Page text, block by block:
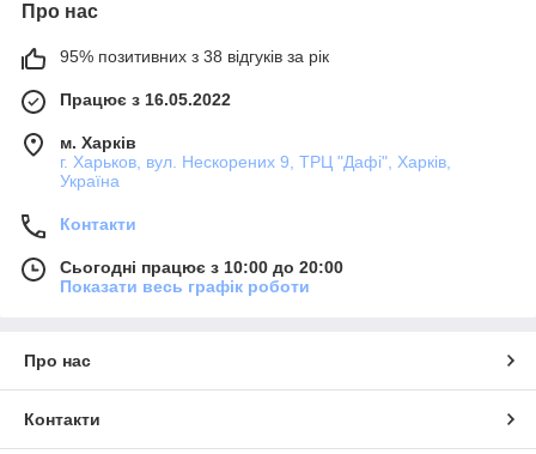
Про нас
95% позитивних з 38 відгуків за рік
Працює з 16.05.2022
м. Харків
г. Харьков, вул. Нескорених 9, ТРЦ "Дафі", Харків,
Україна
Контакти
Сьогодні працює з 10:00 до 20:00
Показати весь графік роботи
Про нас
Контакти